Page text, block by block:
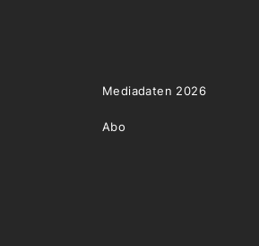
Mediadaten 2026
Abo